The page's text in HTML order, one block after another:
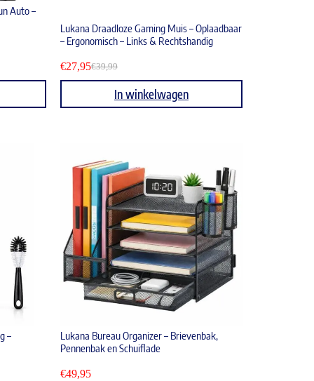
Auto –
Lukana Draadloze Gaming Muis – Oplaadbaar
– Ergonomisch – Links & Rechtshandig
€39,99
€27,95
In winkelwagen
–
Lukana Bureau Organizer – Brievenbak,
Pennenbak en Schuiflade
€49,95